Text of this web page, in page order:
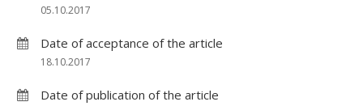
05.10.2017
Date of acceptance of the article
18.10.2017
Date of publication of the article